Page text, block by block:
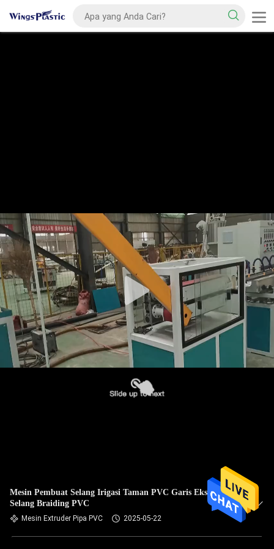
Mesin Pembuat Selang Irigasi Taman PVC Garis Ekstrusi
Selang Braiding PVC
Mesin Extruder Pipa PVC 2025-05-22